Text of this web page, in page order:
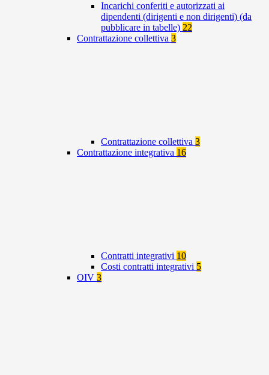
Incarichi conferiti e autorizzati ai
dipendenti (dirigenti e non dirigenti) (da
pubblicare in tabelle) 22
Contrattazione collettiva 3
Contrattazione collettiva 3
Contrattazione integrativa 16
Contratti integrativi 10
Costi contratti integrativi 5
OIV 3